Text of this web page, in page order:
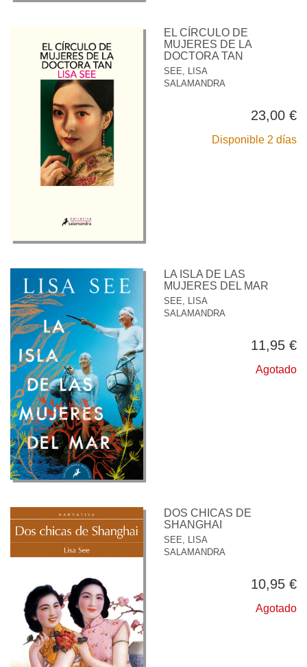
EL CÍRCULO DE
MUJERES DE LA
DOCTORA TAN
SEE, LISA
SALAMANDRA
23,00 €
Disponible 2 días
LA ISLA DE LAS
MUJERES DEL MAR
SEE, LISA
SALAMANDRA
11,95 €
Agotado
DOS CHICAS DE
SHANGHAI
SEE, LISA
SALAMANDRA
10,95 €
Agotado